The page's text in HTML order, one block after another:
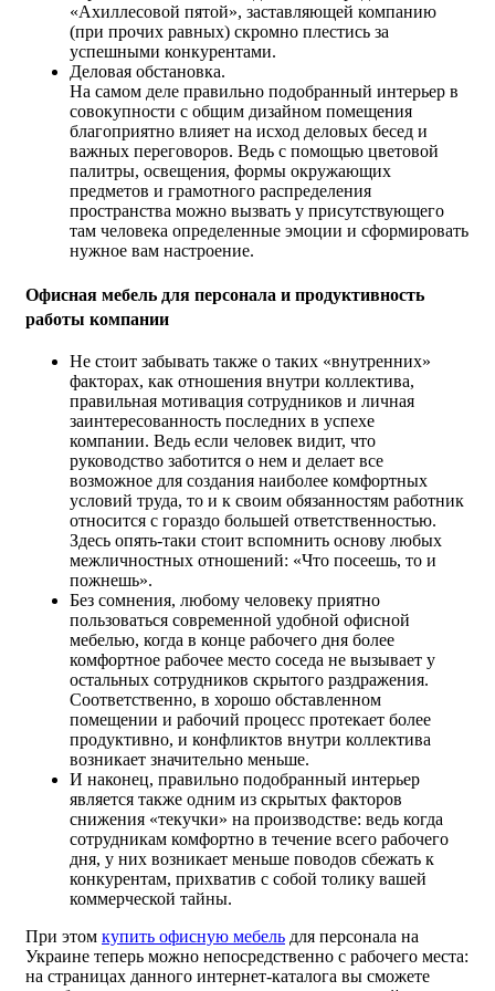
«Ахиллесовой пятой», заставляющей компанию
(при прочих равных) скромно плестись за
успешными конкурентами.
Деловая обстановка.
На самом деле правильно подобранный интерьер в
совокупности с общим дизайном помещения
благоприятно влияет на исход деловых бесед и
важных переговоров. Ведь с помощью цветовой
палитры, освещения, формы окружающих
предметов и грамотного распределения
пространства можно вызвать у присутствующего
там человека определенные эмоции и сформировать
нужное вам настроение.
Офисная мебель для персонала и продуктивность
работы компании
Не стоит забывать также о таких «внутренних»
факторах, как отношения внутри коллектива,
правильная мотивация сотрудников и личная
заинтересованность последних в успехе
компании. Ведь если человек видит, что
руководство заботится о нем и делает все
возможное для создания наиболее комфортных
условий труда, то и к своим обязанностям работник
относится с гораздо большей ответственностью.
Здесь опять-таки стоит вспомнить основу любых
межличностных отношений: «Что посеешь, то и
пожнешь».
Без сомнения, любому человеку приятно
пользоваться современной удобной офисной
мебелью, когда в конце рабочего дня более
комфортное рабочее место соседа не вызывает у
остальных сотрудников скрытого раздражения.
Соответственно, в хорошо обставленном
помещении и рабочий процесс протекает более
продуктивно, и конфликтов внутри коллектива
возникает значительно меньше.
И наконец, правильно подобранный интерьер
является также одним из скрытых факторов
снижения «текучки» на производстве: ведь когда
сотрудникам комфортно в течение всего рабочего
дня, у них возникает меньше поводов сбежать к
конкурентам, прихватив с собой толику вашей
коммерческой тайны.
При этом купить офисную мебель для персонала на
Украине теперь можно непосредственно с рабочего места:
на страницах данного интернет-каталога вы сможете